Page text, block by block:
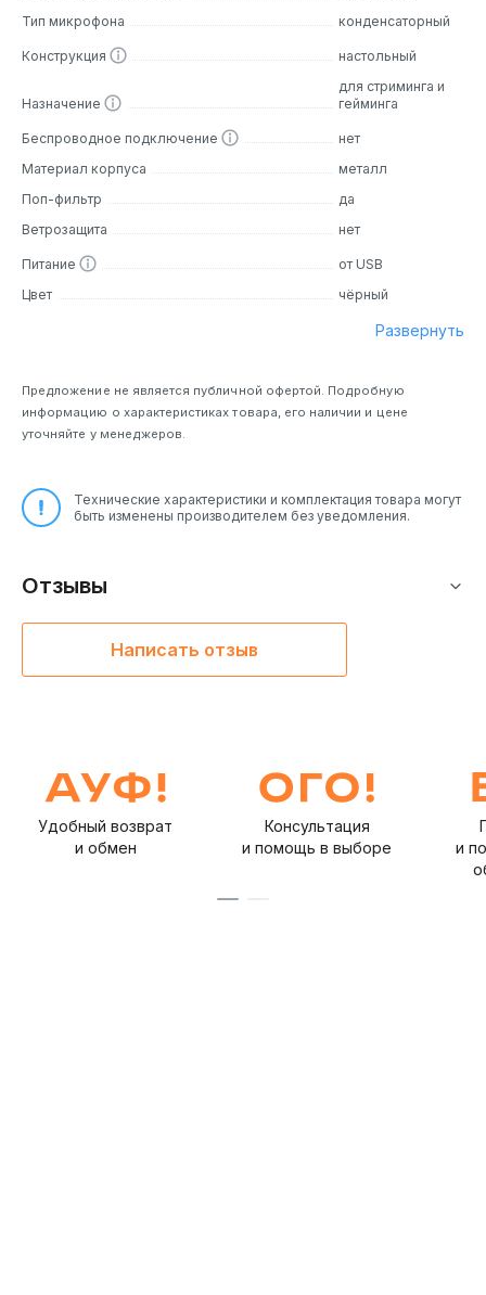
Тип микрофона
конденсаторный
Конструкция настольный
Назначение
для стриминга и
гейминга
Беспроводное подключение
нет
Материал корпуса
металл
Поп-фильтр
да
Ветрозащита
нет
Питание
от USB
Цвет
чёрный
Развернуть
Предложение не является публичной офертой. Подробную
информацию о характеристиках товара, его наличии и цене
уточняйте у менеджеров.
Технические характеристики и комплектация товара могут
быть изменены производителем без уведомления.
Отзывы
Написать отзыв
Удобный возврат
и обмен
Консультация
и помощь в выборе
и